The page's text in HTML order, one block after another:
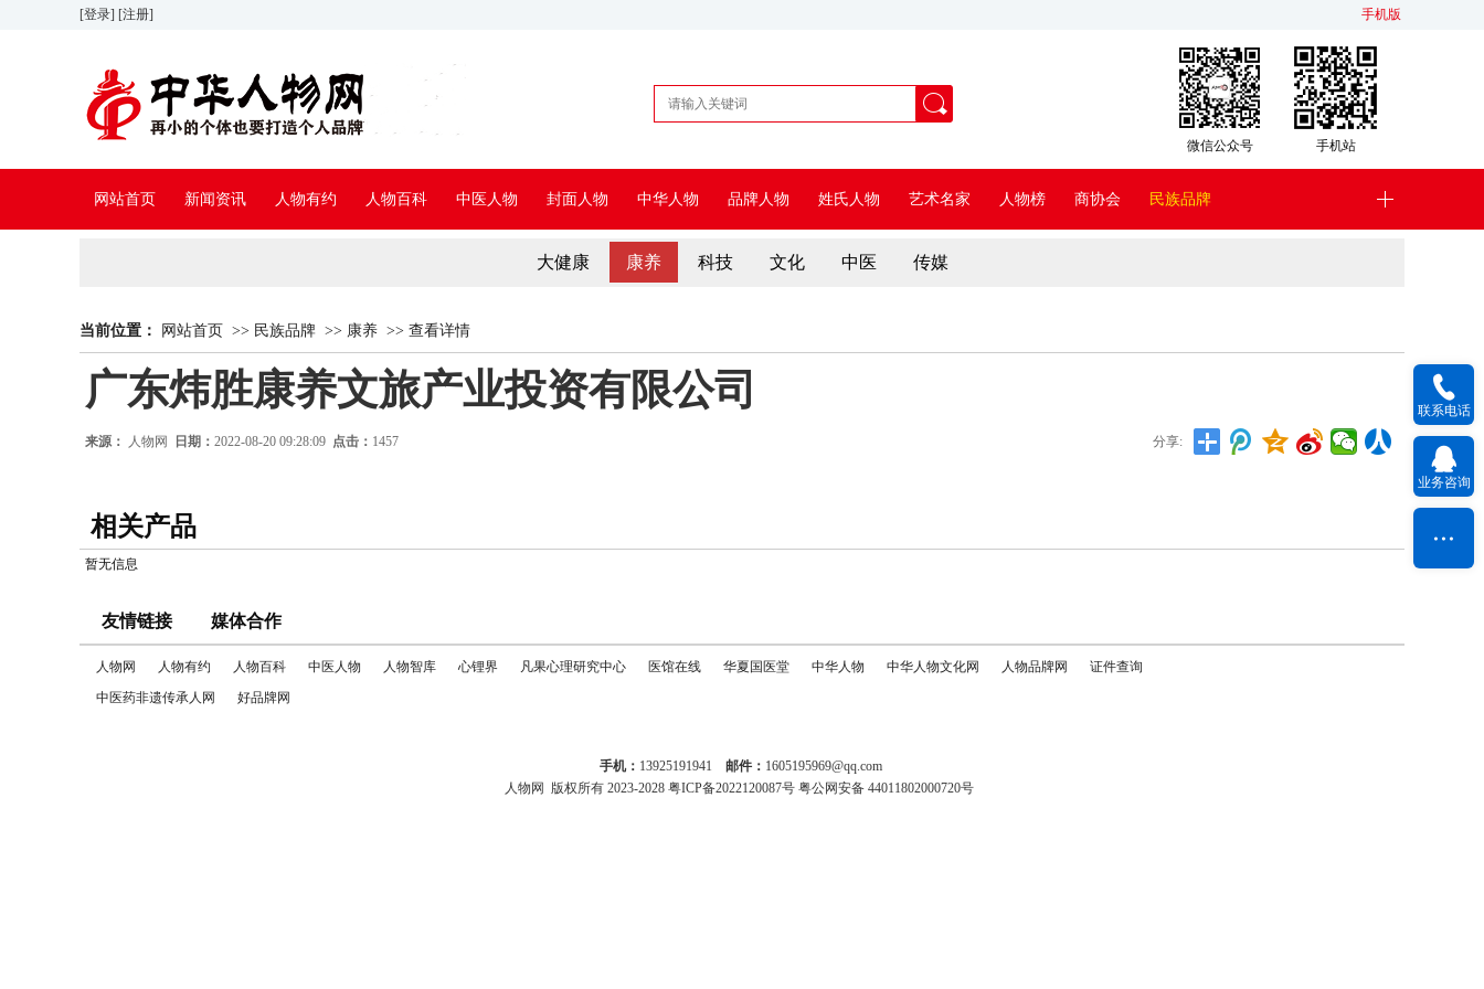
[登录] [注册] 手机版
手机站
微信公众号
网站首页 新闻资讯 人物有约 人物百科 中医人物 封面人物 中华人物 品牌人物 姓氏人物 艺术名家 人物榜 商协会 民族品牌
大健康 康养 科技 文化 中医 传媒
当前位置： 网站首页 >> 民族品牌 >> 康养 >> 查看详情
广东炜胜康养文旅产业投资有限公司
来源： 人物网 日期： 2022-08-20 09:28:09 点击： 1457 分享:
相关产品
暂无信息
友情链接 媒体合作
人物网 人物有约 人物百科 中医人物 人物智库 心锂界 凡果心理研究中心 医馆在线 华夏国医堂 中华人物 中华人物文化网 人物品牌网
证件查询
中医药非遗传承人网
好品牌网
手机： 13925191941 邮件： 1605195969@qq.com
人物网
版权所有 2023-2028 粤ICP备2022120087号 粤公网安备 44011802000720号
联系电话
业务咨询